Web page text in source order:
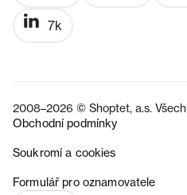
7k
2008–2026 © Shoptet, a.s.
Obchodní podmínky
Soukromí a cookies
Formulář pro oznamovatele